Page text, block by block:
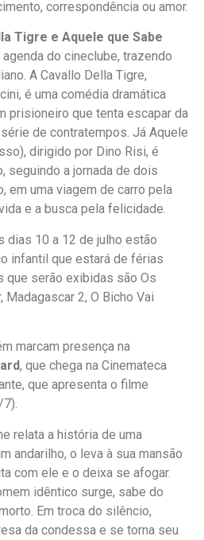
correspondência ou amor.
Tigre e Aquele que Sabe
do cineclube, trazendo
A Cavallo Della Tigre,
é uma comédia dramática
prisioneiro que tenta escapar da
de contratempos. Já Aquele
dirigido por Dino Risi, é
seguindo a jornada de dois
em uma viagem de carro pela
e a busca pela felicidade.
10 a 12 de julho estão
infantil que estará de férias
que serão exibidas são Os
2, O Bicho Vai
marcam presença na
, que chega na Cinemateca
que apresenta o filme
relata a história de uma
andarilho, o leva à sua mansão
com ele e o deixa se afogar.
idêntico surge, sabe do
Em troca do silêncio,
da condessa e se torna seu